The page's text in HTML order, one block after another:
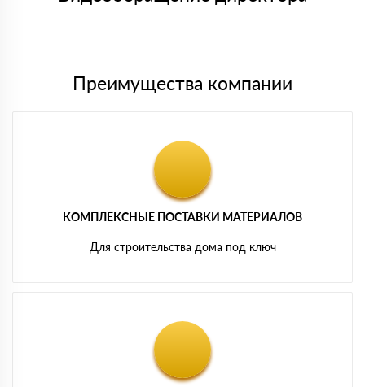
Преимущества компании
КОМПЛЕКСНЫЕ ПОСТАВКИ МАТЕРИАЛОВ
Для строительства дома под ключ